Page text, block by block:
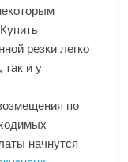
резки легко
так и у
по
начнутся